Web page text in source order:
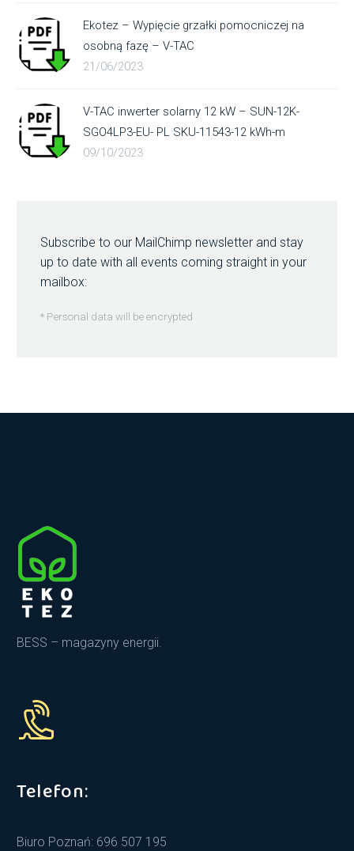
Ekotez – Wypięcie grzałki pomocniczej na
osobną fazę – V-TAC
21/06/2023
V-TAC inwerter solarny 12 kW – SUN-12K-
SGO4LP3-EU- PL SKU-11543-12 kWh-m
09/10/2023
Subscribe to our MailChimp newsletter and stay
up to date with all events coming straight in your
mailbox:
* Personal data will be encrypted
BESS – magazyny energii.
Telefon:
Biuro Poznań: 696 507 195